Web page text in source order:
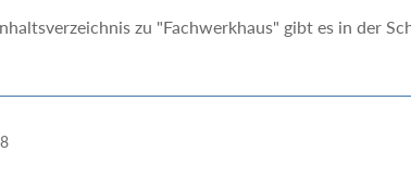
zu "Fachwerkhaus" gibt es in der